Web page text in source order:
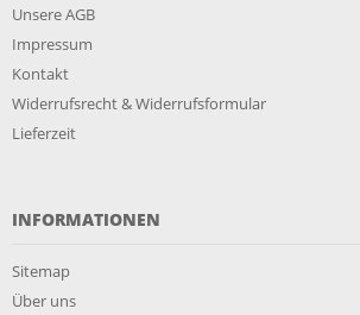
Unsere AGB
Impressum
Kontakt
Widerrufsrecht & Widerrufsformular
Lieferzeit
INFORMATIONEN
Sitemap
Über uns